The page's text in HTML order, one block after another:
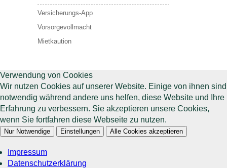
Versicherungs-App
Vorsorgevollmacht
Mietkaution
Verwendung von Cookies
Wir nutzen Cookies auf unserer Website. Einige von ihnen sind
notwendig während andere uns helfen, diese Website und Ihre
Erfahrung zu verbessern. Sie akzeptieren unsere Cookies,
wenn Sie fortfahren diese Webseite zu nutzen.
Nur Notwendige Einstellungen Alle Cookies akzeptieren
Impressum
Datenschutzerklärung